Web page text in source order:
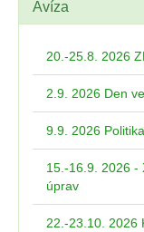
Avíza
20.-25.8. 2026
2.9. 2026 Den
9.9. 2026
15.-16.9. 2026 -
úprav
22.-23.10. 2026